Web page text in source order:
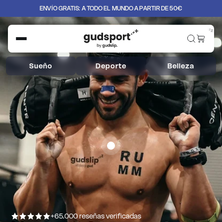
ENVÍO GRATIS: A TODO EL MUNDO A PARTIR DE 50€
zz
Sueño Deporte Belleza
+65.000 reseñas verificadas